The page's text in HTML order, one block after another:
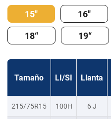
15'' 16''
18“
19“
Tamaño LI/SI Llanta
215/75R15 100H 6 J